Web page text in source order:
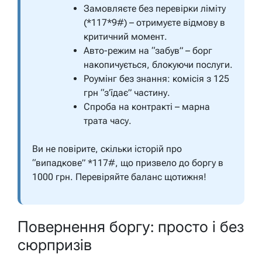
Замовляєте без перевірки ліміту
(*117*9#) – отримуєте відмову в
критичний момент.
Авто-режим на “забув” – борг
накопичується, блокуючи послуги.
Роумінг без знання: комісія з 125
грн “з’їдає” частину.
Спроба на контракті – марна
трата часу.
Ви не повірите, скільки історій про
“випадкове” *117#, що призвело до боргу в
1000 грн. Перевіряйте баланс щотижня!
Повернення боргу: просто і без
сюрпризів